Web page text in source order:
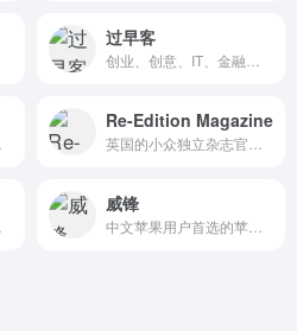
过早客
Re-Edition Magazine
威锋